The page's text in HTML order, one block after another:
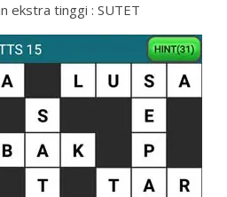
ekstra tinggi : SUTET